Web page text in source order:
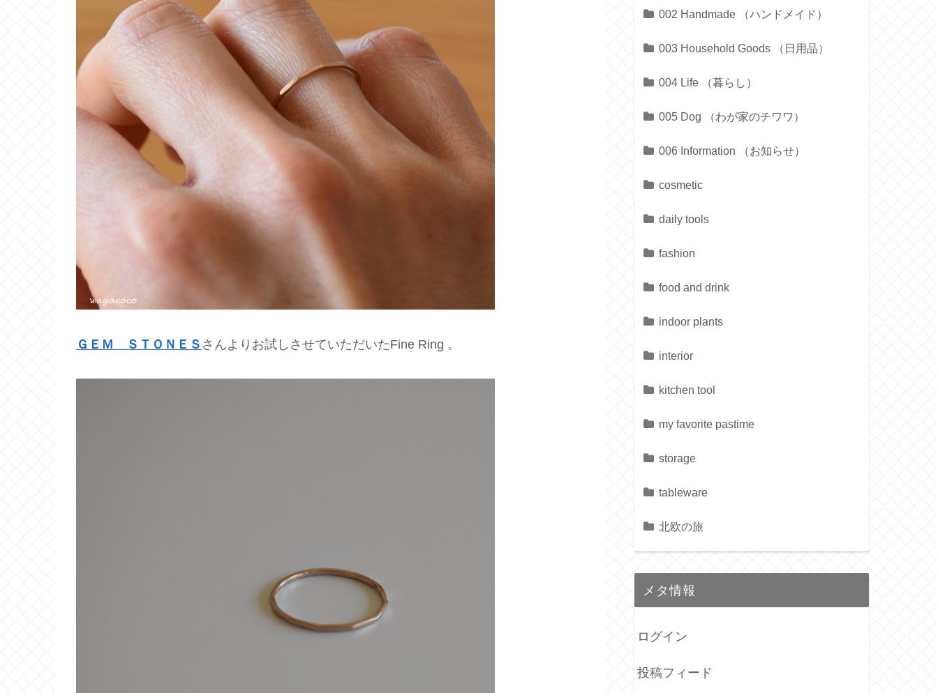
ＧＥＭ ＳＴＯＮＥＳ さんよりお試しさせていただいたFine Ring 。
002 Handmade （ハンドメイド）
003 Household Goods （日用品）
004 Life （暮らし）
005 Dog （わが家のチワワ）
006 Information （お知らせ）
cosmetic
daily tools
fashion
food and drink
indoor plants
interior
kitchen tool
my favorite pastime
storage
tableware
北欧の旅
メタ情報
ログイン
投稿フィード